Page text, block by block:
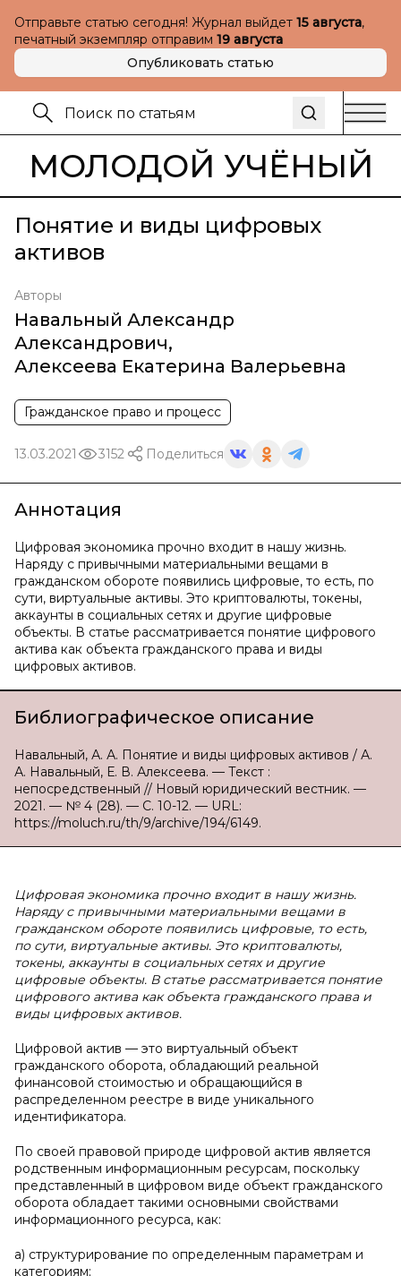
Отправьте статью сегодня! Журнал выйдет 15 августа,
печатный экземпляр отправим 19 августа
Опубликовать статью
МОЛОДОЙ УЧЁНЫЙ
Понятие и виды цифровых
активов
Авторы
Навальный Александр
Александрович,
Алексеева Екатерина Валерьевна
Гражданское право и процесс
13.03.2021 3152 Поделиться
Аннотация
Цифровая экономика прочно входит в нашу жизнь.
Наряду с привычными материальными вещами в
гражданском обороте появились цифровые, то есть, по
сути, виртуальные активы. Это криптовалюты, токены,
аккаунты в социальных сетях и другие цифровые
объекты. В статье рассматривается понятие цифрового
актива как объекта гражданского права и виды
цифровых активов.
Библиографическое описание
Навальный, А. А. Понятие и виды цифровых активов / А.
А. Навальный, Е. В. Алексеева. — Текст :
непосредственный // Новый юридический вестник. —
2021. — № 4 (28). — С. 10-12. — URL:
https://moluch.ru/th/9/archive/194/6149.
Цифровая экономика прочно входит в нашу жизнь.
Наряду с привычными материальными вещами в
гражданском обороте появились цифровые, то есть,
по сути, виртуальные активы. Это криптовалюты,
токены, аккаунты в социальных сетях и другие
цифровые объекты. В статье рассматривается понятие
цифрового актива как объекта гражданского права и
виды цифровых активов.
Цифровой актив — это виртуальный объект
гражданского оборота, обладающий реальной
финансовой стоимостью и обращающийся в
распределенном реестре в виде уникального
идентификатора.
По своей правовой природе цифровой актив является
родственным информационным ресурсам, поскольку
представленный в цифровом виде объект гражданского
оборота обладает такими основными свойствами
информационного ресурса, как:
а) структурирование по определенным параметрам и
категориям;